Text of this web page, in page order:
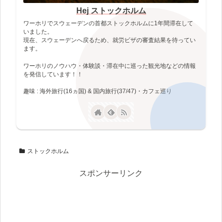
Hej ストックホルム
ワーホリでスウェーデンの首都ストックホルムに1年間滞在して
いました。
現在、スウェーデンへ戻るため、就労ビザの審査結果を待ってい
ます。
ワーホリのノウハウ・体験談・滞在中に巡った観光地などの情報
を発信しています！！
趣味 : 海外旅行(16ヵ国) & 国内旅行(37/47)・カフェ巡り
ストックホルム
スポンサーリンク